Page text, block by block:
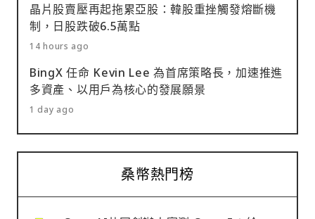
晶片股賣壓再起拖累亞股：韓股重挫觸發熔斷機
制，日股跌破6.5萬點
14 hours ago
BingX 任命 Kevin Lee 為首席策略長，加速推進
多資產、以用戶為核心的發展願景
1 day ago
桑幣熱門榜